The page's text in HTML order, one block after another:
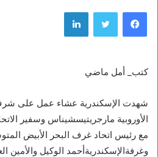
فيسبوك تويتر لينكدإن
كتب_ أمل ماضي
شهدت الإسكندرية عشاء عمل على
الأوروبية مارجريتيسشيناس وسفير
وغرفةالإسكندريةأحمد الوكيل والأمين